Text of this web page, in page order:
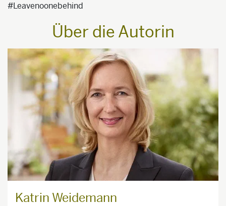
#Leavenoonebehind
Über die Autorin
Katrin Weidemann